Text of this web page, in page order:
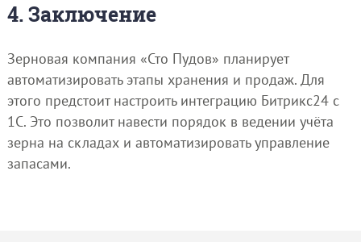
4. Заключение
Зерновая компания «Сто Пудов» планирует
автоматизировать этапы хранения и продаж. Для
этого предстоит настроить интеграцию Битрикс24 с
1С. Это позволит навести порядок в ведении учёта
зерна на складах и автоматизировать управление
запасами.